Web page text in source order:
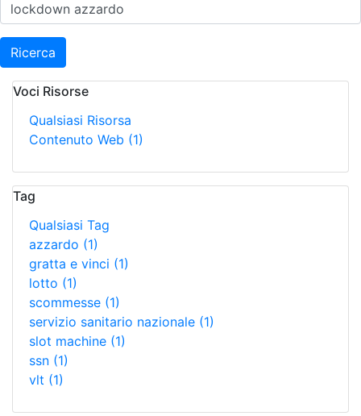
Ricerca
Voci Risorse
Qualsiasi Risorsa
Contenuto Web (1)
Tag
Qualsiasi Tag
azzardo (1)
gratta e vinci (1)
lotto (1)
scommesse (1)
servizio sanitario nazionale (1)
slot machine (1)
ssn (1)
vlt (1)